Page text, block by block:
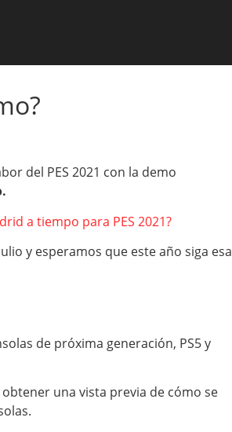
del PES 2021 con la demo
a tiempo para PES 2021?
y esperamos que este año siga esa
de próxima generación, PS5 y
una vista previa de cómo se